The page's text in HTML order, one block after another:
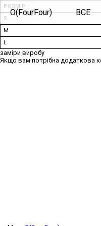
O(FourFour) ВСЕ
РОЗМІР
S
M
L
заміри виробу
Якщо вам потрібна додаткова